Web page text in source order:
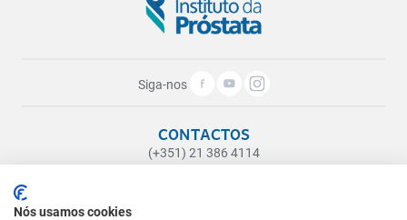
Siga-nos
CONTACTOS
(+351) 21 386 4114
Nós usamos cookies